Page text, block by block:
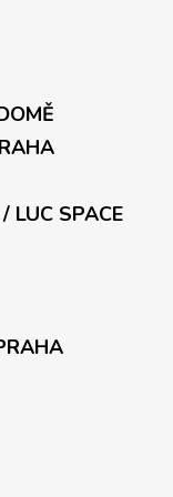
LUC SPACE